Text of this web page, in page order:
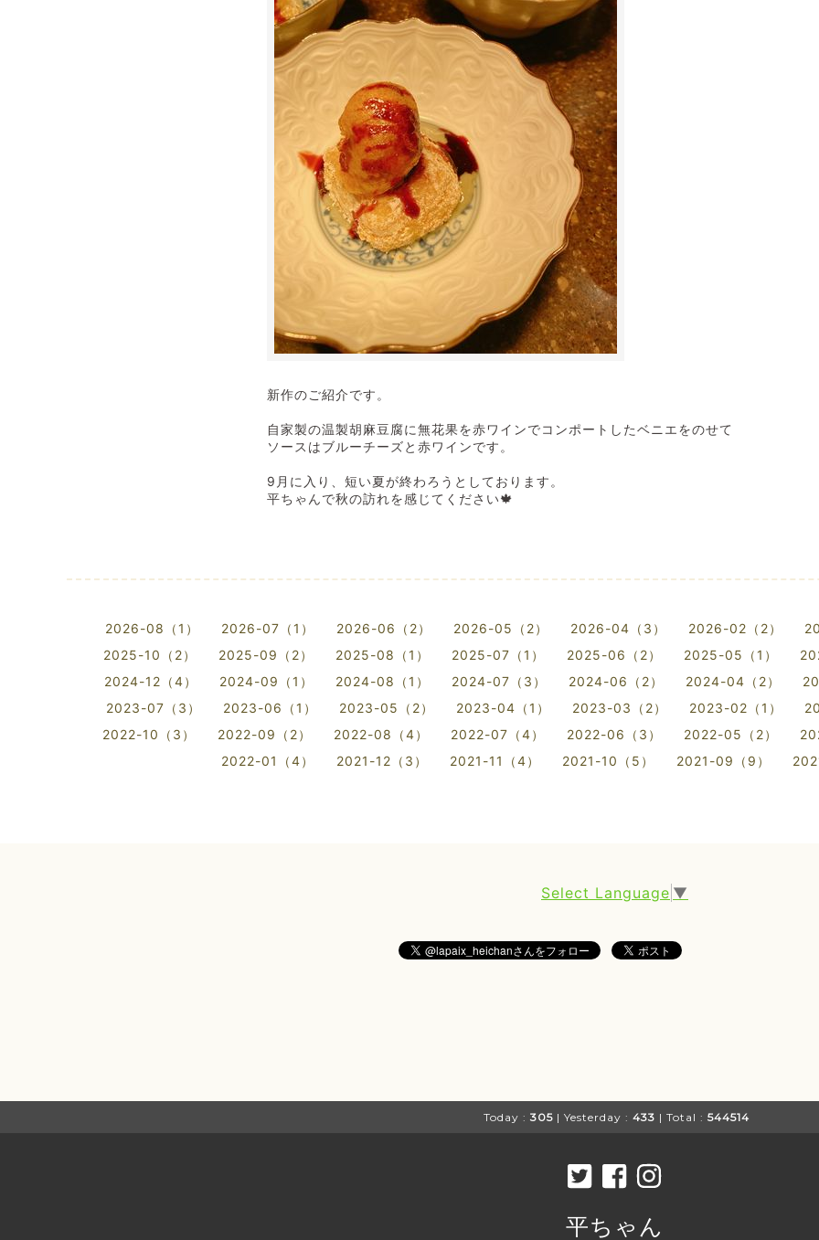
新作のご紹介です。
自家製の温製胡麻豆腐に無花果を赤ワインでコンポートしたベニエをのせて
ソースはブルーチーズと赤ワインです。
9月に入り、短い夏が終わろうとしております。
平ちゃんで秋の訪れを感じてください🍁
2026-08（1） 2026-07（1） 2026-06（2） 2026-05（2） 2026-04（3） 2026-02（2）
2025-10（2）
2025-09（2） 2025-08（1） 2025-07（1） 2025-06（2） 2025-05（1）
2024-12（4）
2024-09（1） 2024-08（1） 2024-07（3） 2024-06（2） 2024-04（2）
2023-07（3）
2023-06（1） 2023-05（2） 2023-04（1） 2023-03（2） 2023-02（1）
2022-10（3）
2022-09（2） 2022-08（4） 2022-07（4） 2022-06（3） 2022-05（2）
2022-01（4）
2021-12（3） 2021-11（4） 2021-10（5） 2021-09（9）
Select Language ▼
Today : 305 | Yesterday : 433 | Total : 544514
平ちゃん